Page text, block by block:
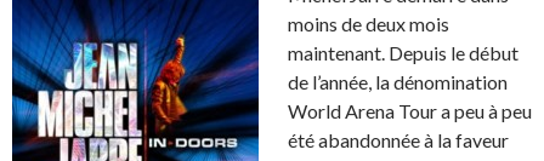
moins de deux mois
maintenant. Depuis le début
de l’année, la dénomination
World Arena Tour a peu à peu
été abandonnée à la faveur